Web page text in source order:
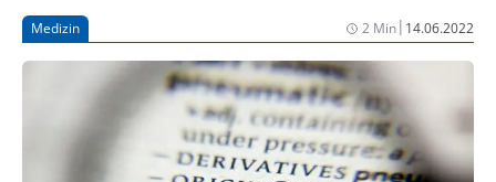
Medizin 2 Min| 14.06.2022